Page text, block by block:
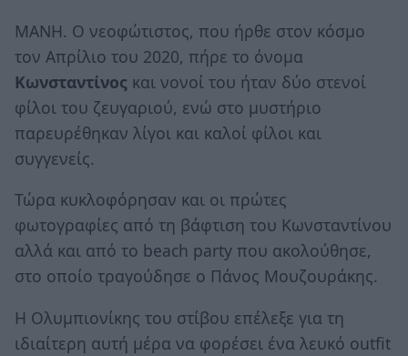
ΜΑΝΗ. Ο νεοφώτιστος, που ήρθε στον κόσμο
τον Απρίλιο του 2020, πήρε το όνομα
Κωνσταντίνος και νονοί του ήταν δύο στενοί
φίλοι του ζευγαριού, ενώ στο μυστήριο
παρευρέθηκαν λίγοι και καλοί φίλοι και
συγγενείς.
Τώρα κυκλοφόρησαν και οι πρώτες
φωτογραφίες από τη βάφτιση του Κωνσταντίνου
αλλά και από το beach party που ακολούθησε,
στο οποίο τραγούδησε ο Πάνος Μουζουράκης.
Η Ολυμπιονίκης του στίβου επέλεξε για τη
ιδιαίτερη αυτή μέρα να φορέσει ένα λευκό outfit